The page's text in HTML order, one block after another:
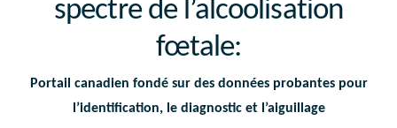
spectre de l’alcoolisation
fœtale:
Portail canadien fondé sur des données probantes pour
l’identification, le diagnostic et l’aiguillage